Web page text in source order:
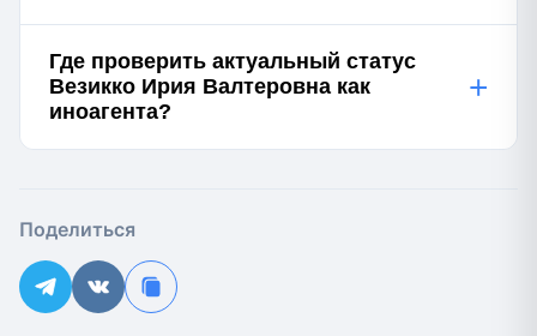
Где проверить актуальный статус
Везикко Ирия Валтеровна как
иноагента?
+
Поделиться